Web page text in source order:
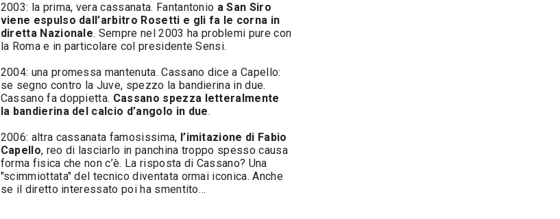
2003: la prima, vera cassanata. Fantantonio a San Siro
viene espulso dall’arbitro Rosetti e gli fa le corna in
diretta Nazionale. Sempre nel 2003 ha problemi pure con
la Roma e in particolare col presidente Sensi.
2004: una promessa mantenuta. Cassano dice a Capello:
se segno contro la Juve, spezzo la bandierina in due.
Cassano fa doppietta. Cassano spezza letteralmente
la bandierina del calcio d’angolo in due.
2006: altra cassanata famosissima, l’imitazione di Fabio
Capello, reo di lasciarlo in panchina troppo spesso causa
forma fisica che non c’è. La risposta di Cassano? Una
"scimmiottata" del tecnico diventata ormai iconica. Anche
se il diretto interessato poi ha smentito…